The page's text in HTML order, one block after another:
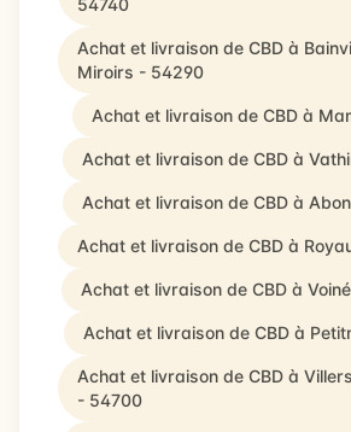
54740
Achat et livraison de CBD à
Miroirs - 54290
Achat et livraison de CBD à
Achat et livraison de CBD à
Achat et livraison de CBD à
Achat et livraison de CBD à
Achat et livraison de CBD à
Achat et livraison de CBD à
Achat et livraison de CBD à
- 54700